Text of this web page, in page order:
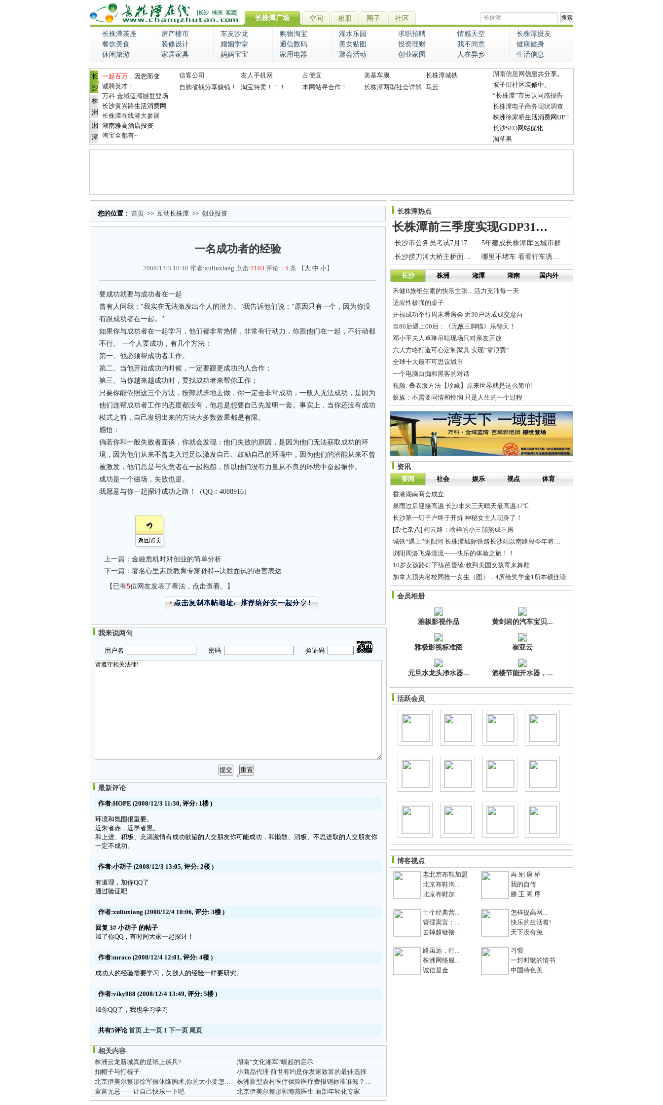
长株潭广场 空间 相册 圈子 社区
长株潭茶座 房产楼市 车友沙龙 购物淘宝 灌水乐园 求职招聘 情感天空
长株潭摄友
餐饮美食
装修设计 婚姻学堂 通信数码 美女贴图 投资理财 我不同意
健康健身
休闲旅游
家居家具 妈妈宝宝 家用电器 聚会活动 创业家园 人在异乡 生活信息
长
沙
株
洲
湘
潭
一起百万 ，因您而变
诚聘英才！
万科·金域蓝湾撼世登场
长沙黄兴路生活消费网
长株潭在线湖大参展
湖南雅高酒店投资
淘宝全都有~
信客公司 友人手机网 占便宜 美基车膜
长株潭城铁
自购省钱分享赚钱！
淘宝特卖！！！ 本网站寻合作！ 长株潭两型社会详解 马云
湖南信息网信息共分享。
坡子街社区装修中。
“长株潭”市民认同感报告
长株潭电子商务现状调查
株洲徐家桥生活消费网UP！
长沙SEO网站优化
淘苹果
您的位置 ： 首页 >> 互动长株潭 >> 创业投资
一名成功者的经验
2008/12/3 10:40 作者:xuliuxiang 点击:2103 评论： 5 条 【 大 中 小】
要成功就要与成功者在一起
曾有人问我："我实在无法激发出个人的潜力。"我告诉他们说："原因只有一个，因为你没
有跟成功者在一起。"
如果你与成功者在一起学习，他们都非常热情，非常有行动力，你跟他们在一起，不行动都
不行。 一个人要成功，有几个方法：
第一、他必须帮成功者工作。
第二、当他开始成功的时候，一定要跟更成功的人合作；
第三、当你越来越成功时，要找成功者来帮你工作；
只要你能依照这三个方法，按部就班地去做，你一定会非常成功；一般人无法成功，是因为
他们连帮成功者工作的态度都没有，他总是想要自己先发明一套。事实上，当你还没有成功
模式之前，自己发明出来的方法大多数效果都是有限。
感悟：
倘若你和一般失败者面谈，你就会发现：他们失败的原因，是因为他们无法获取成功的环
境，因为他们从来不曾走入过足以激发自己、鼓励自己的环境中，因为他们的潜能从来不曾
被激发，他们总是与失意者在一起抱怨，所以他们没有力量从不良的环境中奋起振作。
成功是一个磁场，失败也是。
我愿意与你一起探讨成功之路！（QQ：4088916）
上一篇： 金融危机时对创业的简单分析
下一篇： 著名心里素质教育专家孙持--决胜面试的语言表达
【已有5位网友发表了看法，点击查看。】
我来说两句
用户名 密码 验证码
最新评论
作者:HOPE (2008/12/3 11:30, 评分: 1楼 )
环境和氛围很重要。
近朱者赤，近墨者黑。
和上进、积极、充满激情有成功欲望的人交朋友你可能成功，和懒散、消极、不思进取的人交朋友你
一定不成功。
作者:小胡子 (2008/12/3 13:05, 评分: 2楼 )
有道理，加你QQ了
通过验证吧
作者:xuliuxiang (2008/12/4 10:06, 评分: 3楼 )
回复 3# 小胡子 的帖子
加了你QQ，有时间大家一起探讨！
作者:mraco (2008/12/4 12:01, 评分: 4楼 )
成功人的经验需要学习，失败人的经验一样要研究。
作者:viky988 (2008/12/4 13:49, 评分: 5楼 )
加你QQ了，我也学习学习
共有5评论首页 上一页 1 下一页 尾页
相关内容
株洲云龙新城真的是纸上谈兵?
湖南“文化湘军”崛起的启示
扣帽子与打棍子
小商品代理 前世有约是你发家致富的最佳选择
北京伊美尔整形徐军假体隆胸术,你的大小要怎么决定
株洲新型农村医疗保险医疗费报销标准谁知？？？？？
童言无忌——让自己快乐一下吧
北京伊美尔整形郭海燕医生 面部年轻化专家
长株潭热点
长株潭前三季度实现GDP3170亿
长沙市公务员考试7月17日起面试
5年建成长株潭库区城市群
长沙捞刀河大桥主桥面检测 今明两天分别禁行6小时
哪里不堵车 看看行车诱导屏 50个诱导屏指导市民行车
长沙 株洲 湘潭 湖南 国内外
禾健B族维生素的快乐主张，活力充沛每一天
适应性极强的桌子
开福成功举行周末看房会 近30户达成成交意向
当80后遇上00后：《无敌三脚猫》乐翻天！
邓小平夫人卓琳吊唁现场只对亲友开放
六大方略打造可心定制家具 实现“零浪费”
全球十大最不可思议城市
一个电脑白痴和黑客的对话
视频: 叠衣服方法【珍藏】原来世界就是这么简单!
蚁族：不需要同情和怜悯 只是人生的一个过程
资讯
要闻
社会 娱乐 视点 体育
香港湖南商会成立
暴雨过后迎接高温 长沙未来三天晴天最高温37℃
长沙第一钉子户终于开拆 神秘女主人现身了！
[杂七杂八] 柯云路：啥样的小三能熬成正房
城铁“遇上”浏阳河 长株潭城际铁路长沙站以南路段今年将通车
浏阳周洛飞瀑漂流——快乐的体验之旅！！
10岁女孩路灯下练芭蕾续:收到美国女孩寄来舞鞋
加拿大顶尖名校同抢一女生（图），4所给奖学金1所本硕连读
Lucas与弟弟同床照曝光
7.27曼联杭州行门票VS绿城订票
会员相册
雅极影视作品 黄剑岩的汽车宝贝...
雅极影视标准图 崔亚云
元旦水龙头净水器... 酒楼节能开水器，...
活跃会员
博客视点
老北京布鞋加盟
北京布鞋淘...
北京布鞋加...
再 别 康 桥
我的自传
滕 王 阁 序
十个经典营...
管理寓言：...
去掉超链接...
怎样提高网...
快乐的生活着!
天下没有免...
路虽远，行...
株洲网络服...
诚信是金
习惯
一封时髦的情书
中国特色美...